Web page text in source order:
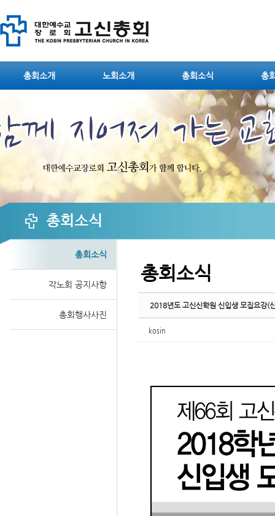
총회소개 노회소개 총회소식 총
총회소식
총회소식
각노회 공지사항
총회행사사진
총회소식
2018년도 고신신학원 신입생 모집요강(
kosin
Sketchbook5, 스케치북5
Sketchbook5, 스케치북5